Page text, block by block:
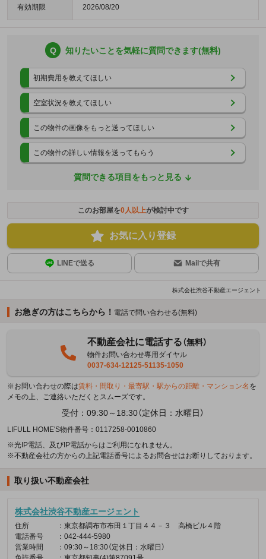
有効期限 2026/08/20
Q 知りたいことを気軽に質問できます(無料)
初期費用を教えてほしい
空室状況を教えてほしい
この物件の画像をもっと送ってほしい
この物件の詳しい情報を送ってもらう
質問できる項目をもっと見る
このお部屋を0人以上が検討中です
お気に入り登録
LINEで送る Mailで共有
株式会社渋谷不動産エージェント
お急ぎの方はこちらから！ 電話で問い合わせる(無料)
不動産会社に電話する（無料）
物件お問い合わせ専用ダイヤル
0037-634-12125-51135-1050
※お問い合わせの際は賃料・間取り・最寄駅・駅からの距離・マンション名 を
メモの上、ご連絡いただくとスムーズです。
受付：09:30～18:30（定休日：水曜日）
LIFULL HOME'S物件番号：0117258-0010860
※光IP電話、及びIP電話からはご利用になれません。
※不動産会社の方からの上記電話番号によるお問合せはお断りしております。
取り扱い不動産会社
株式会社渋谷不動産エージェント
住所
：東京都調布市布田１丁目４４－３ 高橋ビル４階
電話番号
：042-444-5980
営業時間
：09:30～18:30（定休日：水曜日）